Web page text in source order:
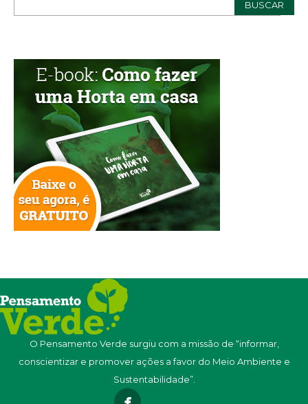
O Pensamento Verde surgiu com a missão de “informar,
conscientizar e promover ações a favor do Meio Ambiente e
Sustentabilidade”.